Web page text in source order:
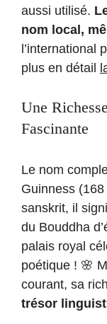
aussi utilisé.
nom local,
l’international
plus en détail
Une
Fascinante
Le nom
Guinness
sanskrit, il
du Bouddha
palais royal
poétique ! 🌸
courant, sa
trésor